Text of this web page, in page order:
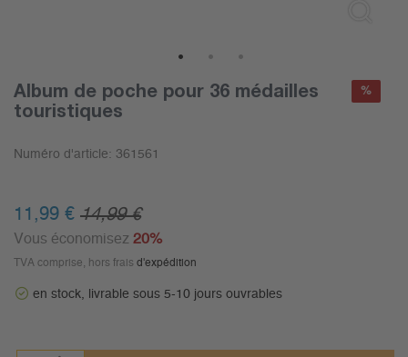
Album de poche pour 36 médailles
touristiques
Numéro d'article: 361561
11,99 € 14,99 €
Vous économisez 20%
TVA comprise, hors frais d'expédition
en stock, livrable sous 5-10 jours ouvrables
%